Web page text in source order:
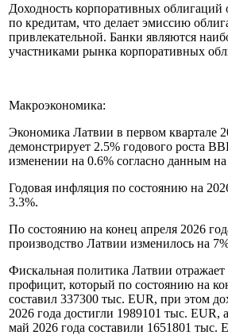
Доходность корпоративных
по кредитам, что делает эмиссию
привлекательной. Банки являются
участниками рынка корпоративных
Макроэкономика:
Экономика Латвии в первом квартале
демонстрирует 2.5% годового роста
изменении на 0.6% согласно данным
Годовая инфляция по состоянию на
3.3%.
По состоянию на конец апреля 2026
производство Латвии изменилось на
Фискальная политика Латвии
профицит, который по состоянию на
составил 337300 тыс. EUR, при этом
2026 года достигли 1989101 тыс. EUR,
май 2026 года составили 1651801 тыс.